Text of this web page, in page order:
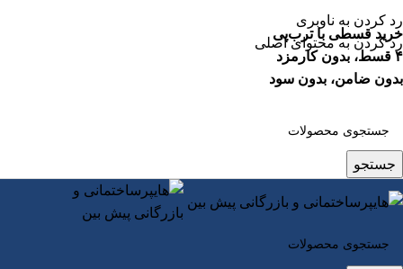
خرید قسطی با ترب‌پی
۴ قسط، بدون کارمزد
بدون ضامن، بدون سود
رد کردن به ناوبری
رد کردن به محتوای اصلی
جستجو